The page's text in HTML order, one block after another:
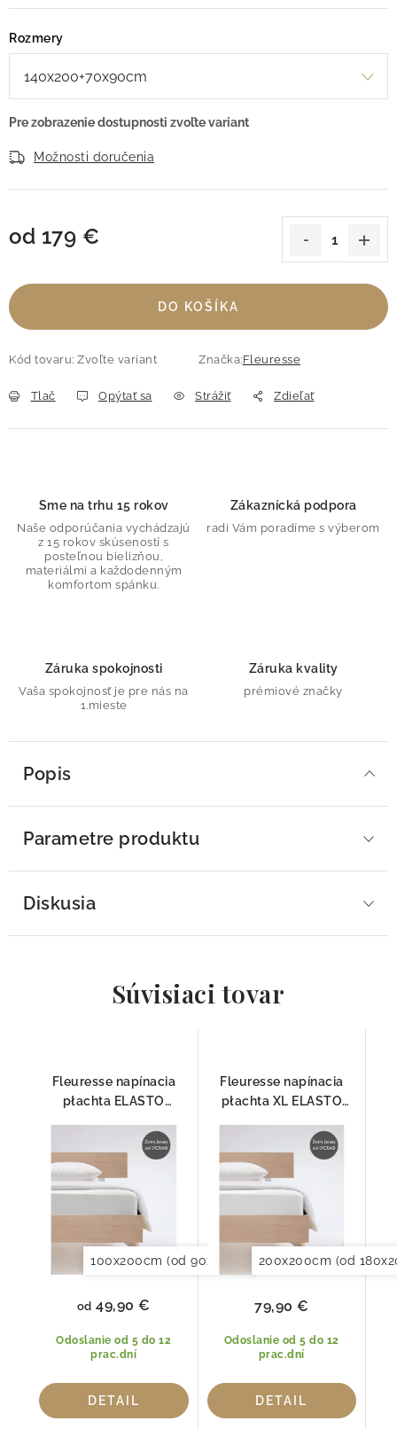
Rozmery
Možnosti doručenia
od 179 €
DO KOŠÍKA
Kód tovaru: Zvoľte variant Značka:Fleuresse
Tlač Opýtať sa Strážiť Zdieľať
Sme na trhu 15 rokov
Naše odporúčania vychádzajú
z 15 rokov skúseností s
posteľnou bielizňou,
materiálmi a každodenným
komfortom spánku.
Zákaznícká podpora
radi Vám poradíme s výberom
Záruka spokojnosti
Vaša spokojnosť je pre nás na
1.mieste
Záruka kvality
prémiové značky
Popis
Parametre produktu
Diskusia
Súvisiaci tovar
Fleuresse napínacia
płachta ELASTO
100x200cm (od 90x190 do 120x220cm)
Odoslanie od 5 do 12
prac.dní
od 49,90 €
DETAIL
Fleuresse napínacia
płachta XL ELASTO
BOXSPRING 1000
200x200cm (od
Odoslanie od 5 do 12
prac.dní
79,90 €
DETAIL